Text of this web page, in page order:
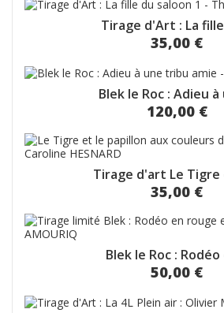
Tirage d'Art : La
35,00 €
Blek le Roc : Adieu à
120,00 €
Tirage d'art Le Tigre
35,00 €
Blek le Roc : Rodéo
50,00 €